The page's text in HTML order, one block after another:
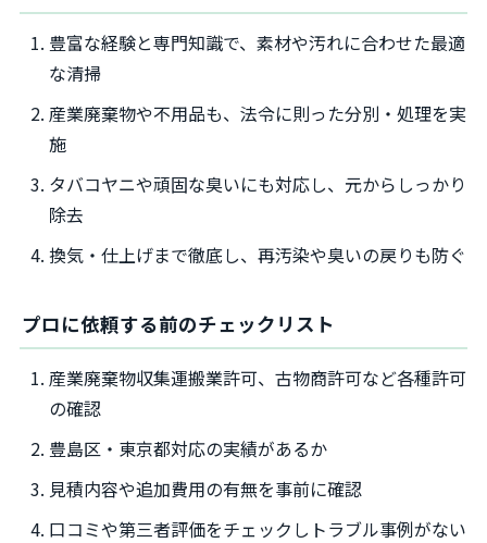
豊富な経験と専門知識で、素材や汚れに合わせた最適
な清掃
産業廃棄物や不用品も、法令に則った分別・処理を実
施
タバコヤニや頑固な臭いにも対応し、元からしっかり
除去
換気・仕上げまで徹底し、再汚染や臭いの戻りも防ぐ
プロに依頼する前のチェックリスト
産業廃棄物収集運搬業許可、古物商許可など各種許可
の確認
豊島区・東京都対応の実績があるか
見積内容や追加費用の有無を事前に確認
口コミや第三者評価をチェックしトラブル事例がない